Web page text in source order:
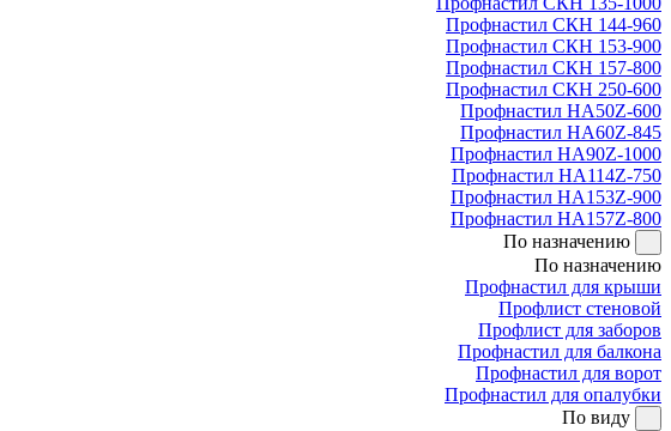
Профнастил СКН 144-960
Профнастил СКН 153-900
Профнастил СКН 157-800
Профнастил СКН 250-600
Профнастил НА50Z-600
Профнастил НА60Z-845
Профнастил НА90Z-1000
Профнастил НА114Z-750
Профнастил НА153Z-900
Профнастил НА157Z-800
По назначению
По назначению
Профнастил для крыши
Профлист стеновой
Профлист для заборов
Профнастил для балкона
Профнастил для ворот
Профнастил для опалубки
По виду